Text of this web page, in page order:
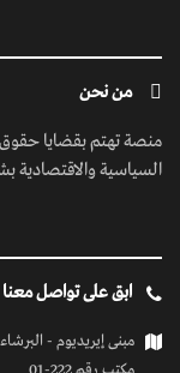
من نحن
منصة تهتم بقضايا حقوق
السياسية والاقتصادية
ابق على تواصل معنا
مبنى إيريديوم -